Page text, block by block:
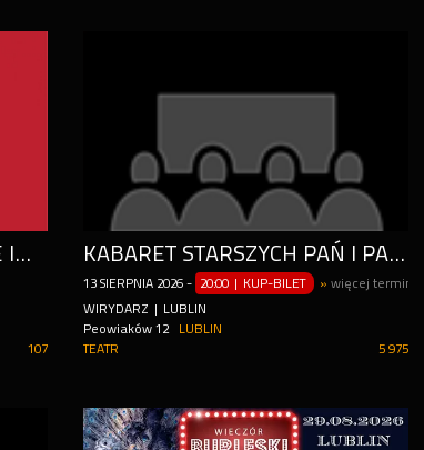
W NOWYM KINIE - FILMOWE IMPRO/ POŁAWIACZE PEREŁ
107
KABARET STARSZYCH PAŃ I PANÓW
13 SIERPNIA 2026 - 20:00 | KUP-BILET » więcej terminów
WIRYDARZ | LUBLIN
Peowiaków 12
LUBLIN
5 975
TEATR